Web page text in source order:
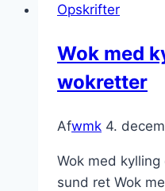
en
sundert
Opskrifter
Wok med
wokretter
Afwmk 4.
Wok med
sund ret Wok